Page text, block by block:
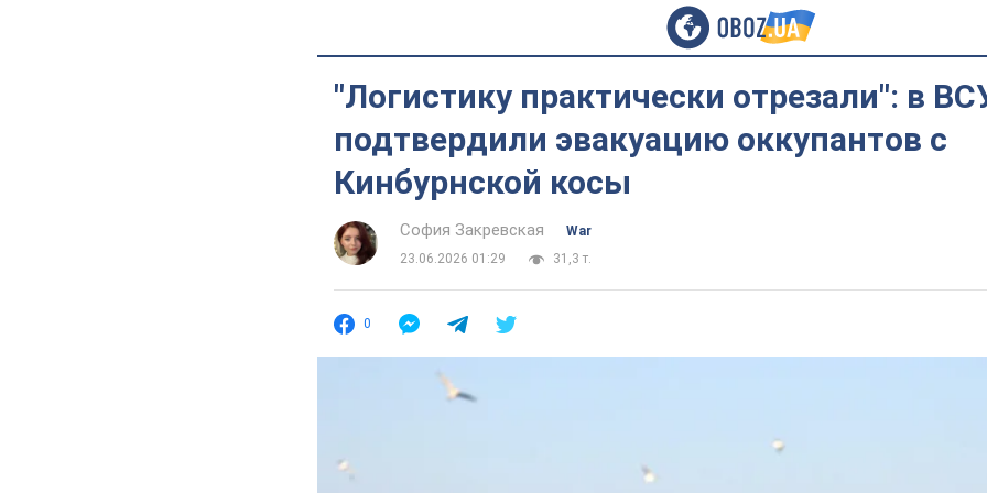
"Логистику практически отрезали": в
подтвердили эвакуацию оккупантов с
Кинбурнской косы
София Закревская
War
23.06.2026 01:29
31,3 т.
0